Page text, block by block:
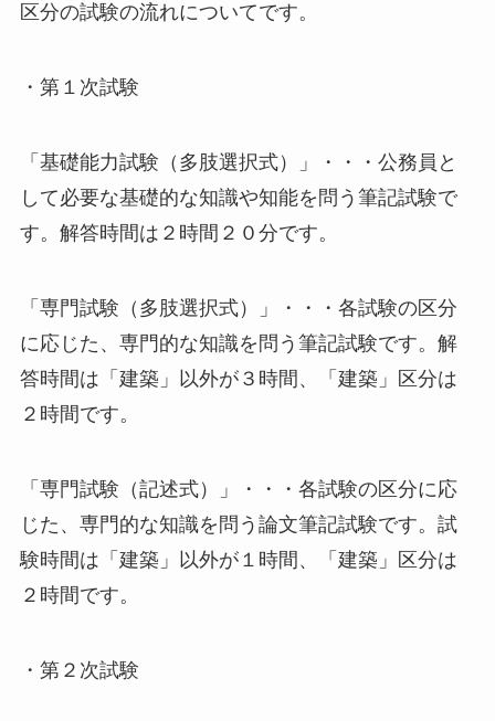
区分の試験の流れについてです。
・第１次試験
「基礎能力試験（多肢選択式）」・・・公務員と
して必要な基礎的な知識や知能を問う筆記試験で
す。解答時間は２時間２０分です。
「専門試験（多肢選択式）」・・・各試験の区分
に応じた、専門的な知識を問う筆記試験です。解
答時間は「建築」以外が３時間、「建築」区分は
２時間です。
「専門試験（記述式）」・・・各試験の区分に応
じた、専門的な知識を問う論文筆記試験です。試
験時間は「建築」以外が１時間、「建築」区分は
２時間です。
・第２次試験